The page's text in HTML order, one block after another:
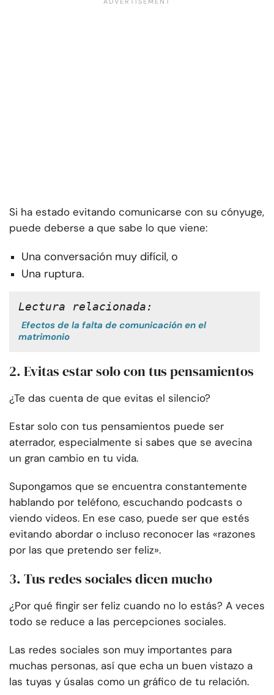
Si ha estado evitando comunicarse con su cónyuge,
puede deberse a que sabe lo que viene:
Una conversación muy difícil, o
Una ruptura.
Lectura relacionada:
Efectos de la falta de comunicación en el
matrimonio
2. Evitas estar solo con tus pensamientos
¿Te das cuenta de que evitas el silencio?
Estar solo con tus pensamientos puede ser
aterrador, especialmente si sabes que se avecina
un gran cambio en tu vida.
Supongamos que se encuentra constantemente
hablando por teléfono, escuchando podcasts o
viendo videos. En ese caso, puede ser que estés
evitando abordar o incluso reconocer las «razones
por las que pretendo ser feliz».
3. Tus redes sociales dicen mucho
¿Por qué fingir ser feliz cuando no lo estás? A veces
todo se reduce a las percepciones sociales.
Las redes sociales son muy importantes para
muchas personas, así que echa un buen vistazo a
las tuyas y úsalas como un gráfico de tu relación.